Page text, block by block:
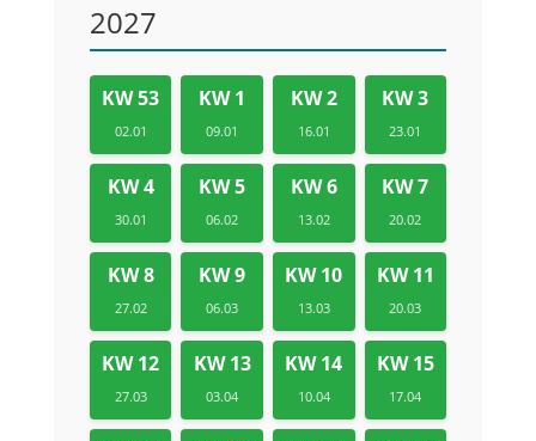
2027
KW 53
02.01
KW 1
09.01
KW 2
16.01
KW 3
23.01
KW 4
30.01
KW 5
06.02
KW 6
13.02
KW 7
20.02
KW 8
27.02
KW 9
06.03
KW 10
13.03
KW 11
20.03
KW 12
27.03
KW 13
03.04
KW 14
10.04
KW 15
17.04